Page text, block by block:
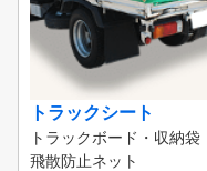
トラックシート
トラックボード・収納袋
飛散防止ネット